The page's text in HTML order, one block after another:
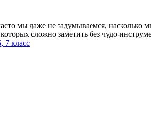
мы даже не задумываемся, насколько
сложно заметить без чудо-
7 класс